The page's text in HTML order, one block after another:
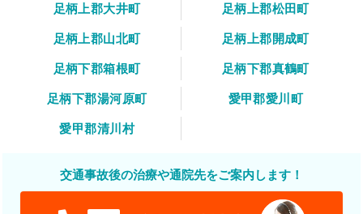
足柄上郡大井町
足柄上郡松田町
足柄上郡山北町
足柄上郡開成町
足柄下郡箱根町
足柄下郡真鶴町
足柄下郡湯河原町
愛甲郡愛川町
愛甲郡清川村
交通事故後の治療や通院先をご案内します！